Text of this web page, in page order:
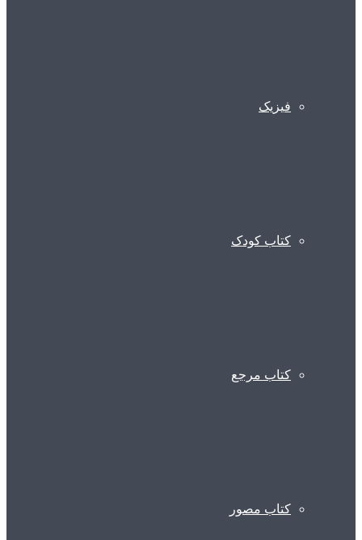
فیزیک
کتاب کودک
کتاب مرجع
کتاب مصور